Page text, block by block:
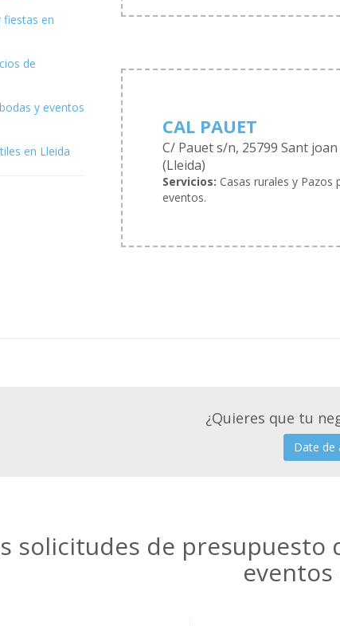
fiestas en
de
y eventos
en Lleida
CAL PAUET
C/ Pauet s/n, 25799 Sant
(Lleida)
Servicios: Casas rurales y Pazos
eventos.
¿Quieres que tu
Date de
solicitudes de presupuesto
eventos